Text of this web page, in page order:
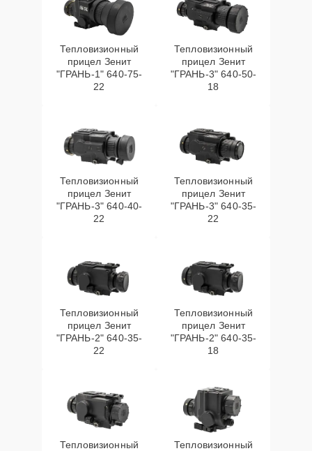
Тепловизионный
прицел Зенит
"ГРАНЬ-1" 640-75-
22
Тепловизионный
прицел Зенит
"ГРАНЬ-3" 640-50-
18
Тепловизионный
прицел Зенит
"ГРАНЬ-3" 640-40-
22
Тепловизионный
прицел Зенит
"ГРАНЬ-3" 640-35-
22
Тепловизионный
прицел Зенит
"ГРАНЬ-2" 640-35-
22
Тепловизионный
прицел Зенит
"ГРАНЬ-2" 640-35-
18
Тепловизионный
Тепловизионный